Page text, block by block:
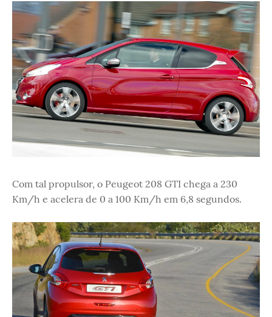
Com tal propulsor, o Peugeot 208 GTI chega a 230
Km/h e acelera de 0 a 100 Km/h em 6,8 segundos.